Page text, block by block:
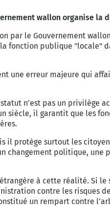
wallon organise
par le Gouvernement
fonction publique "locale"
une erreur majeure qui
n’est pas un privilège
siècle, il garantit que les
il protège surtout les
changement politique,
à cette réalité. Si
contre les risques
un rempart contre